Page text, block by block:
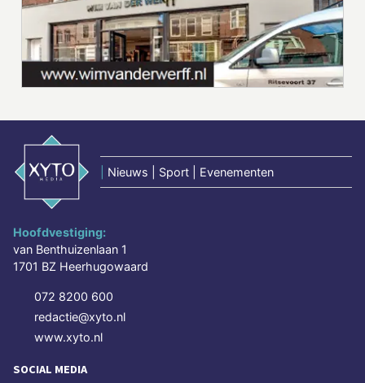
Nieuws | Sport | Evenementen
Hoofdvestiging:
van Benthuizenlaan 1
1701 BZ Heerhugowaard
072 8200 600
redactie@xyto.nl
www.xyto.nl
SOCIAL MEDIA